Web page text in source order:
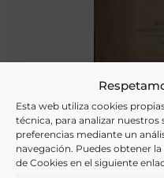
Esta web utiliza cookies
técnica, para analizar nuestros
preferencias mediante un
navegación. Puedes obtener
de Cookies en el siguiente
Estudios progresivos
agricolas e industriales,
cultivos de la
Reynoso, Álvaro
Habana - 1861